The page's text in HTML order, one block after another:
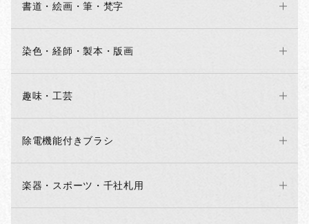
書道・絵画・筆・梵字
染色・経師・製本・版画
趣味・工芸
除電機能付きブラシ
楽器・スポーツ・千社札用